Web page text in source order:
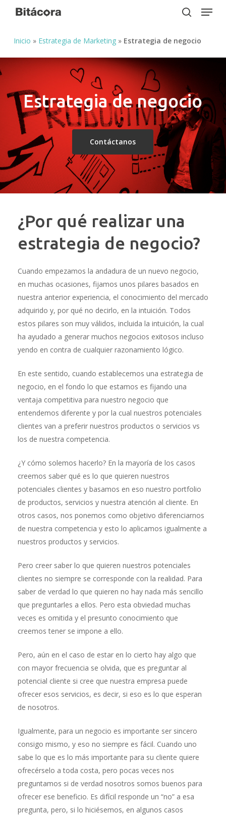
content
Menu
Inicio » Estrategia de Marketing» Estrategia de negocio
Estrategia de negocio
Contáctanos
¿Por qué realizar una
estrategia de negocio?
Cuando empezamos la andadura de un nuevo negocio,
en muchas ocasiones, fijamos unos pilares basados en
nuestra anterior experiencia, el conocimiento del mercado
adquirido y, por qué no decirlo, en la intuición. Todos
estos pilares son muy válidos, incluida la intuición, la cual
ha ayudado a generar muchos negocios exitosos incluso
yendo en contra de cualquier razonamiento lógico.
En este sentido, cuando establecemos una estrategia de
negocio, en el fondo lo que estamos es fijando una
ventaja competitiva para nuestro negocio que
entendemos diferente y por la cual nuestros potenciales
clientes van a preferir nuestros productos o servicios vs
los de nuestra competencia.
¿Y cómo solemos hacerlo? En la mayoría de los casos
creemos saber qué es lo que quieren nuestros
potenciales clientes y basamos en eso nuestro portfolio
de productos, servicios y nuestra atención al cliente. En
otros casos, nos ponemos como objetivo diferenciarnos
de nuestra competencia y esto lo aplicamos igualmente a
nuestros productos y servicios.
Pero creer saber lo que quieren nuestros potenciales
clientes no siempre se corresponde con la realidad. Para
saber de verdad lo que quieren no hay nada más sencillo
que preguntarles a ellos. Pero esta obviedad muchas
veces es omitida y el presunto conocimiento que
creemos tener se impone a ello.
Pero, aún en el caso de estar en lo cierto hay algo que
con mayor frecuencia se olvida, que es preguntar al
potencial cliente si cree que nuestra empresa puede
ofrecer esos servicios, es decir, si eso es lo que esperan
de nosotros.
Igualmente, para un negocio es importante ser sincero
consigo mismo, y eso no siempre es fácil. Cuando uno
sabe lo que es lo más importante para su cliente quiere
ofrecérselo a toda costa, pero pocas veces nos
preguntamos si de verdad nosotros somos buenos para
ofrecer ese beneficio. Es difícil responde un “no” a esa
pregunta, pero, si lo hiciésemos, en algunos casos
Menu